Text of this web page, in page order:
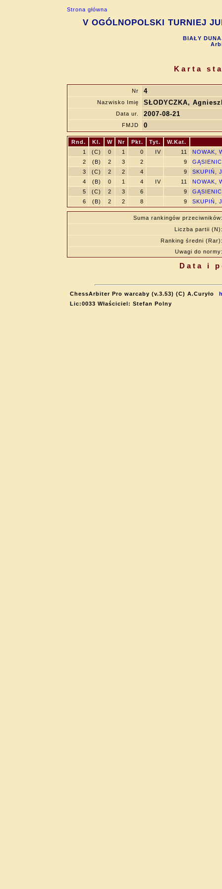
Strona główna
V OGÓLNOPOLSKI TURNIEJ
BIAŁY
Karta
Nr 4
Nazwisko Imię SŁODYCZKA,
Data ur. 2007-08-21
FMJD 0
Rnd. Kl. W Nr Pkt. Tyt.
W.Kat.
1
(C) 0 1 0 IV 11
NOWAK,
2
(B) 2 3 2 9
3
(C) 2 2 4 9
SKUPIŃ,
4
(B) 0 1 4 IV 11
NOWAK,
5
(C) 2 3 6 9
6
(B) 2 2 8 9 SKUPIŃ,
Suma rankingów
Liczba partii
Ranking średni
Uwagi do
Data i
ChessArbiter Pro warcaby (v.3.53) (C) A.Curyło
Lic:0033 Właściciel: Stefan Polny